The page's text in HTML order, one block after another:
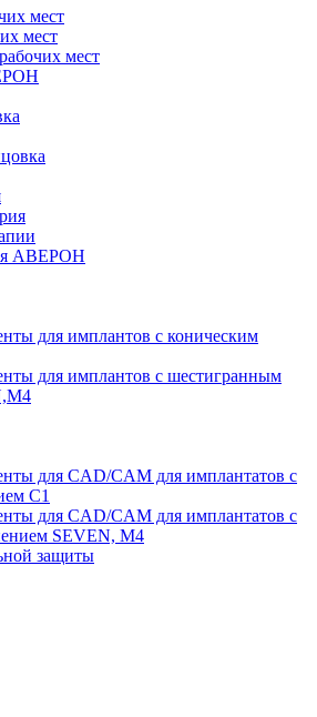
мест
мест
мест
АВЕРОН
для имплантов с коническим
для имплантов с шестигранным
для CAD/CAM для имплантатов с
С1
для CAD/CAM для имплантатов с
SEVEN, М4
защиты